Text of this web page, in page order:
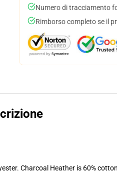
Numero di tracciamento
Rimborso completo se il
Charcoal Heather is 60%